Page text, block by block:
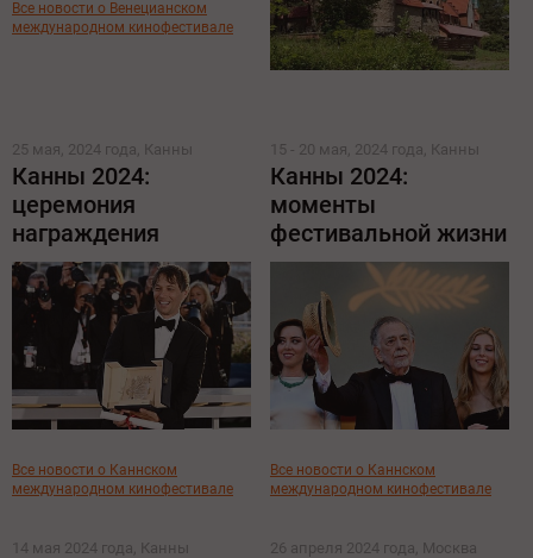
Все новости о Венецианском
международном кинофестивале
25 мая, 2024 года, Канны
Канны 2024:
церемония
награждения
Все новости о Каннском
международном кинофестивале
15 - 20 мая, 2024 года, Канны
Канны 2024:
моменты
фестивальной жизни
Все новости о Каннском
международном кинофестивале
14 мая 2024 года, Канны 26 апреля 2024 года, Москва